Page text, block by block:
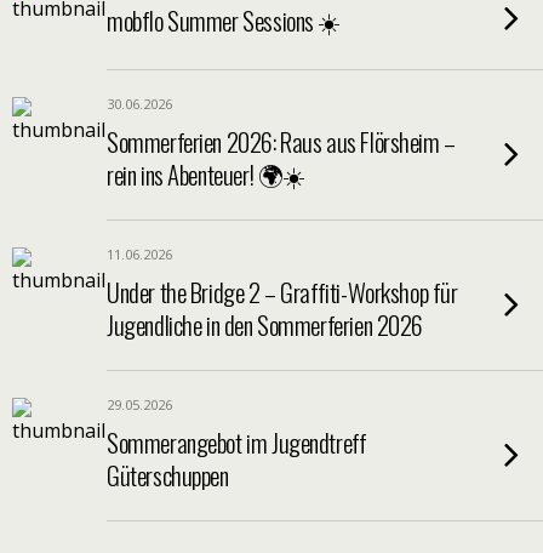
mobflo Summer Sessions ☀️
30.06.2026
Sommerferien 2026: Raus aus Flörsheim –
rein ins Abenteuer! 🌍☀️
11.06.2026
Under the Bridge 2 – Graffiti-Workshop für
Jugendliche in den Sommerferien 2026
29.05.2026
Sommerangebot im Jugendtreff
Güterschuppen